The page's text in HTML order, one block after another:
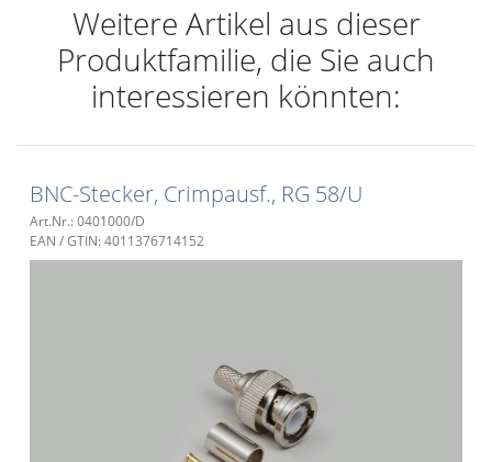
Weitere Artikel aus dieser
Produktfamilie, die Sie auch
interessieren könnten:
BNC-Stecker, Crimpausf., RG 58/U
Art.Nr.: 0401000/D
EAN / GTIN: 4011376714152